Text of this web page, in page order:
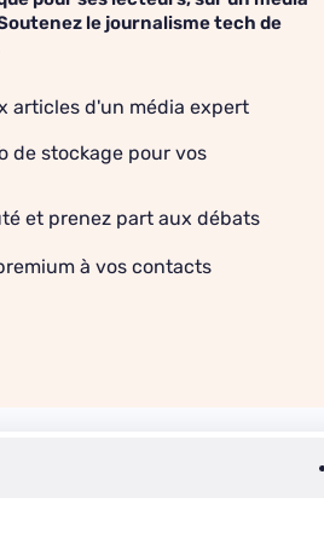
le journalisme tech de
articles d'un média expert
de stockage pour vos
et prenez part aux débats
à vos contacts